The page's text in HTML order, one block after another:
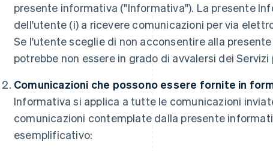
presente informativa ("Informativa"). La presente
dell'utente (i) a ricevere comunicazioni per via
Se l'utente sceglie di non acconsentire alla
potrebbe non essere in grado di avvalersi dei
Comunicazioni che possono essere fornite in
Informativa si applica a tutte le comunicazioni
comunicazioni contemplate dalla presente
esemplificativo: